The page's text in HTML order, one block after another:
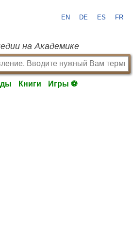
EN DE ES FR
на Академике
Книги Игры ⚽